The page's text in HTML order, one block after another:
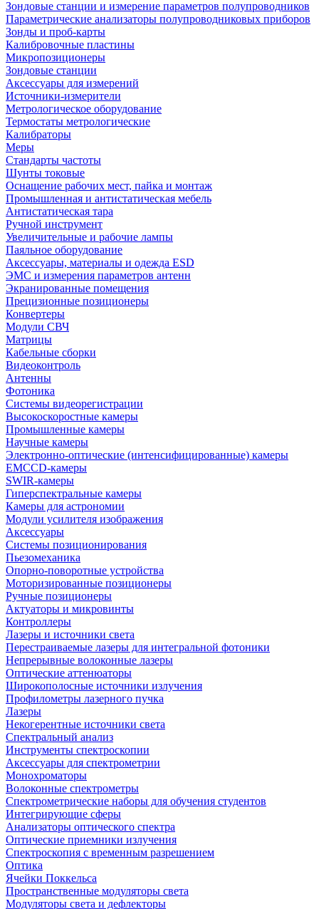
Зондовые станции и измерение параметров полупроводников
Параметрические анализаторы полупроводниковых приборов
Зонды и проб-карты
Калибровочные пластины
Микропозиционеры
Зондовые станции
Аксессуары для измерений
Источники-измерители
Метрологическое оборудование
Термостаты метрологические
Калибраторы
Меры
Стандарты частоты
Шунты токовые
Оснащение рабочих мест, пайка и монтаж
Промышленная и антистатическая мебель
Антистатическая тара
Ручной инструмент
Увеличительные и рабочие лампы
Паяльное оборудование
Аксессуары, материалы и одежда ESD
ЭМС и измерения параметров антенн
Экранированные помещения
Прецизионные позиционеры
Конвертеры
Модули СВЧ
Матрицы
Кабельные сборки
Видеоконтроль
Антенны
Фотоника
Cистемы видеорегистрации
Высокоскоростные камеры
Промышленные камеры
Научные камеры
Электронно-оптические (интенсифицированные) камеры
EMCCD-камеры
SWIR-камеры
Гиперспектральные камеры
Камеры для астрономии
Модули усилителя изображения
Аксессуары
Системы позиционирования
Пьезомеханика
Опорно-поворотные устройства
Моторизированные позиционеры
Ручные позиционеры
Актуаторы и микровинты
Контроллеры
Лазеры и источники света
Перестраиваемые лазеры для интегральной фотоники
Непрерывные волоконные лазеры
Оптические аттенюаторы
Широкополосные источники излучения
Профилометры лазерного пучка
Лазеры
Некогерентные источники света
Спектральный анализ
Инструменты спектроскопии
Аксессуары для спектрометрии
Монохроматоры
Волоконные спектрометры
Спектрометрические наборы для обучения студентов
Интегрирующие сферы
Анализаторы оптического спектра
Оптические приемники излучения
Спектроскопия с временным разрешением
Оптика
Ячейки Поккельса
Пространственные модуляторы света
Модуляторы света и дефлекторы